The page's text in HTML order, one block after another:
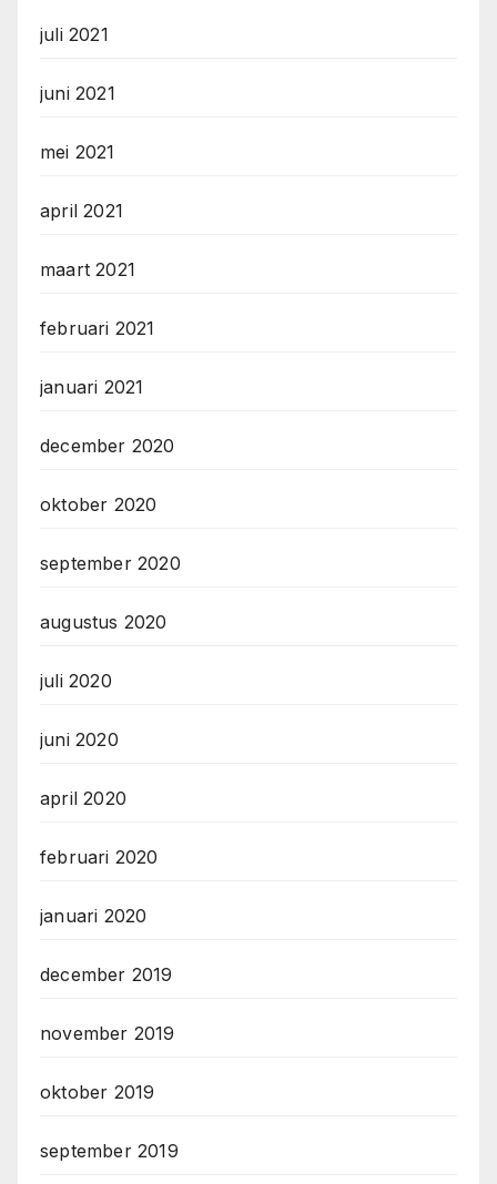
juli 2021
juni 2021
mei 2021
april 2021
maart 2021
februari 2021
januari 2021
december 2020
oktober 2020
september 2020
augustus 2020
juli 2020
juni 2020
april 2020
februari 2020
januari 2020
december 2019
november 2019
oktober 2019
september 2019